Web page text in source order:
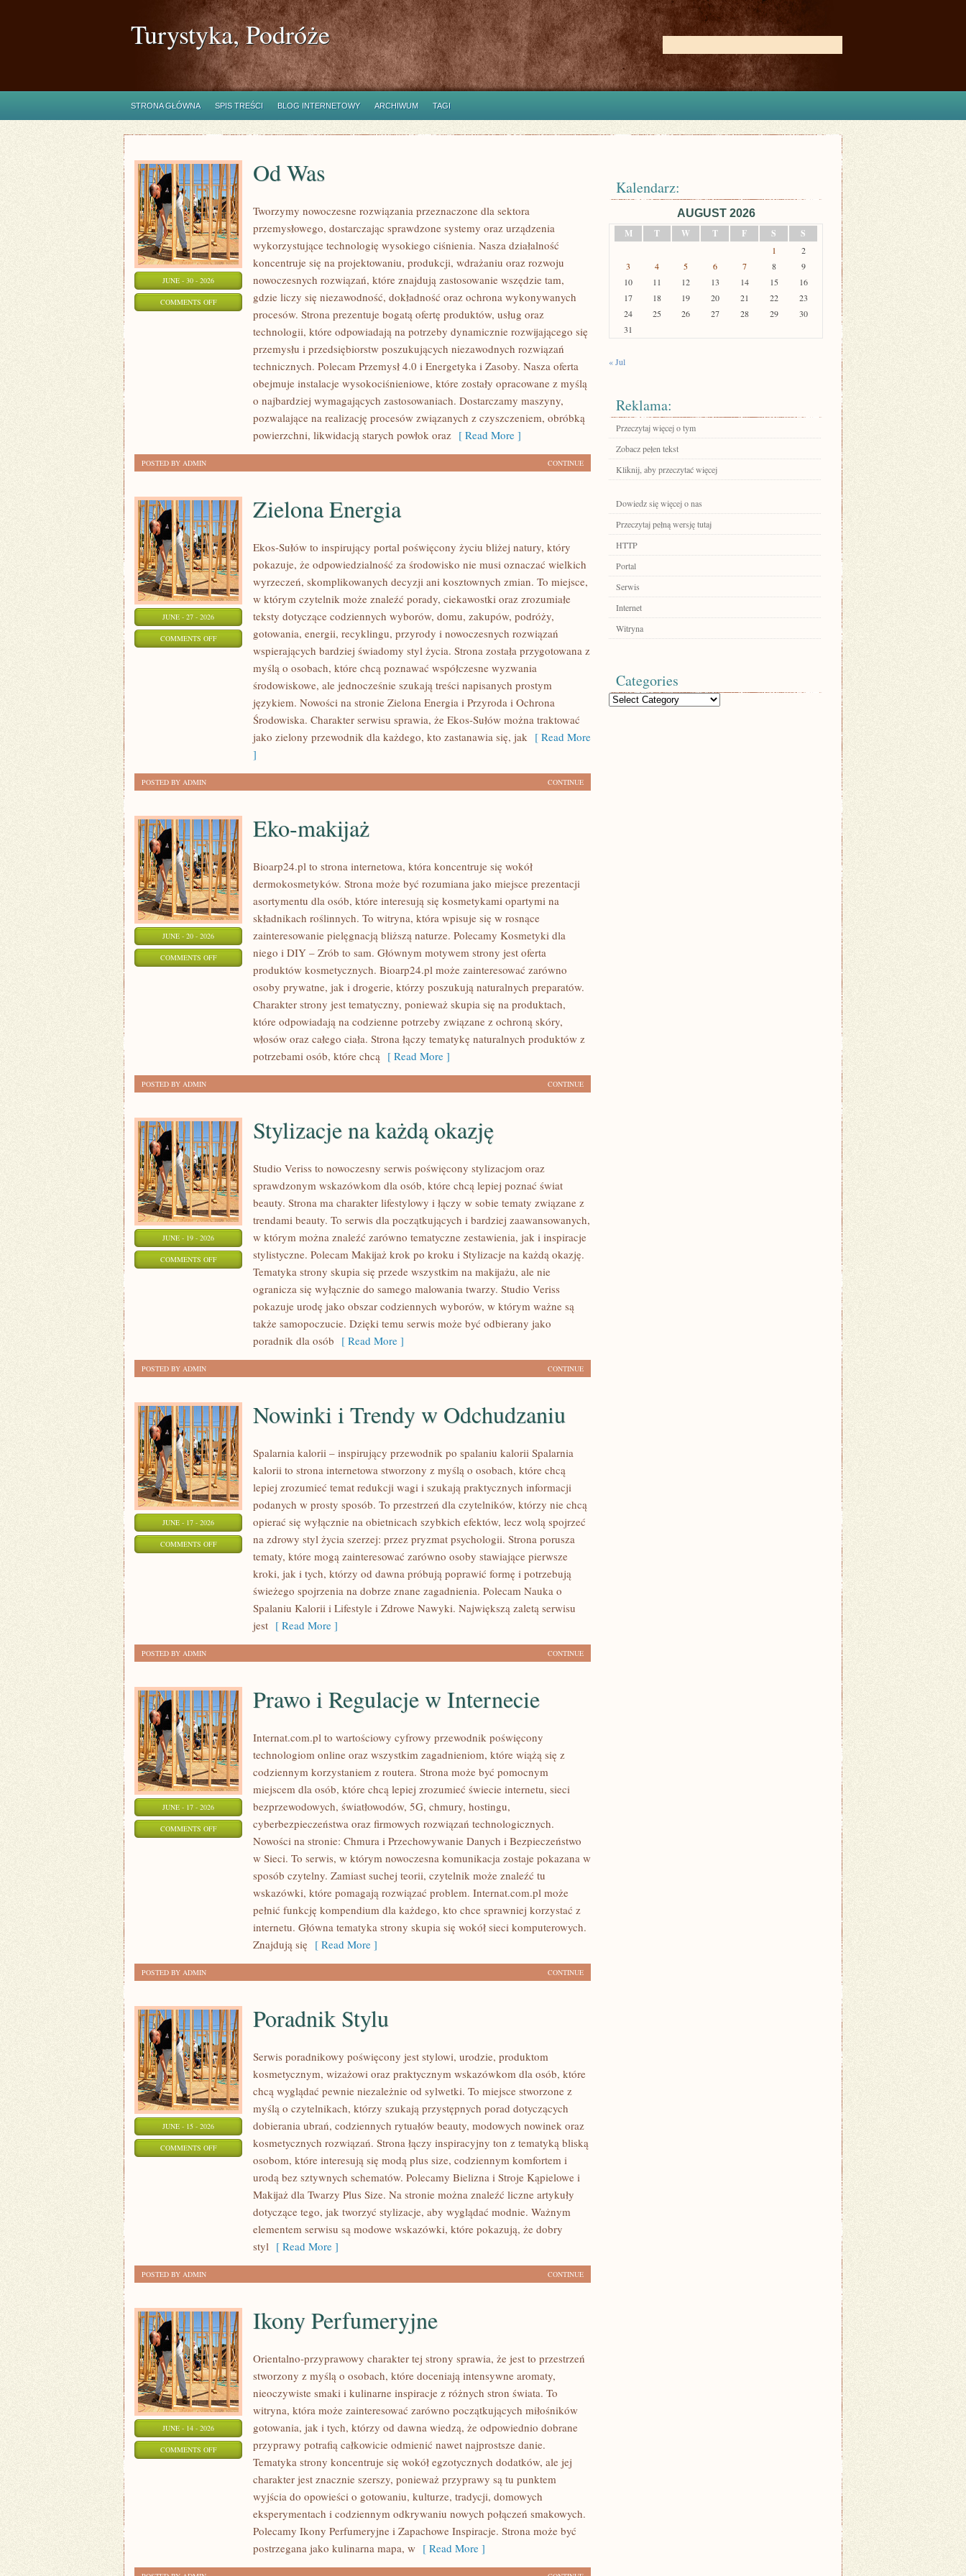
Turystyka, Podróże
STRONA GŁÓWNA SPIS TREŚCI BLOG INTERNETOWY ARCHIWUM TAGI
JUNE - 30 - 2026
COMMENTS OFFON
Od Was
Tworzymy nowoczesne rozwiązania przeznaczone dla sektora
przemysłowego, dostarczając sprawdzone systemy oraz urządzenia
wykorzystujące technologię wysokiego ciśnienia. Nasza działalność
koncentruje się na projektowaniu, produkcji, wdrażaniu oraz rozwoju
nowoczesnych rozwiązań, które znajdują zastosowanie wszędzie tam,
gdzie liczy się niezawodność, dokładność oraz ochrona wykonywanych
procesów. Strona prezentuje bogatą ofertę produktów, usług oraz
technologii, które odpowiadają na potrzeby dynamicznie rozwijającego się
przemysłu i przedsiębiorstw poszukujących niezawodnych rozwiązań
technicznych. Polecam Przemysł 4.0 i Energetyka i Zasoby. Nasza oferta
obejmuje instalacje wysokociśnieniowe, które zostały opracowane z myślą
o najbardziej wymagających zastosowaniach. Dostarczamy maszyny,
pozwalające na realizację procesów związanych z czyszczeniem, obróbką
powierzchni, likwidacją starych powłok oraz [ Read More ]
CONTINUE
POSTED BY ADMIN
JUNE - 27 - 2026
COMMENTS OFFON
Zielona Energia
Ekos-Sułów to inspirujący portal poświęcony życiu bliżej natury, który
pokazuje, że odpowiedzialność za środowisko nie musi oznaczać wielkich
wyrzeczeń, skomplikowanych decyzji ani kosztownych zmian. To miejsce,
w którym czytelnik może znaleźć porady, ciekawostki oraz zrozumiałe
teksty dotyczące codziennych wyborów, domu, zakupów, podróży,
gotowania, energii, recyklingu, przyrody i nowoczesnych rozwiązań
wspierających bardziej świadomy styl życia. Strona została przygotowana z
myślą o osobach, które chcą poznawać współczesne wyzwania
środowiskowe, ale jednocześnie szukają treści napisanych prostym
językiem. Nowości na stronie Zielona Energia i Przyroda i Ochrona
Środowiska. Charakter serwisu sprawia, że Ekos-Sułów można traktować
jako zielony przewodnik dla każdego, kto zastanawia się, jak [ Read More
]
CONTINUE
POSTED BY ADMIN
JUNE - 20 - 2026
COMMENTS OFFON
Eko-makijaż
Bioarp24.pl to strona internetowa, która koncentruje się wokół
dermokosmetyków. Strona może być rozumiana jako miejsce prezentacji
asortymentu dla osób, które interesują się kosmetykami opartymi na
składnikach roślinnych. To witryna, która wpisuje się w rosnące
zainteresowanie pielęgnacją bliższą naturze. Polecamy Kosmetyki dla
niego i DIY – Zrób to sam. Głównym motywem strony jest oferta
produktów kosmetycznych. Bioarp24.pl może zainteresować zarówno
osoby prywatne, jak i drogerie, którzy poszukują naturalnych preparatów.
Charakter strony jest tematyczny, ponieważ skupia się na produktach,
które odpowiadają na codzienne potrzeby związane z ochroną skóry,
włosów oraz całego ciała. Strona łączy tematykę naturalnych produktów z
potrzebami osób, które chcą [ Read More ]
CONTINUE
POSTED BY ADMIN
JUNE - 19 - 2026
COMMENTS OFFON
STYLIZACJE
Stylizacje na każdą okazję
Studio Veriss to nowoczesny serwis poświęcony stylizacjom oraz
sprawdzonym wskazówkom dla osób, które chcą lepiej poznać świat
beauty. Strona ma charakter lifestylowy i łączy w sobie tematy związane z
trendami beauty. To serwis dla początkujących i bardziej zaawansowanych,
w którym można znaleźć zarówno tematyczne zestawienia, jak i inspiracje
stylistyczne. Polecam Makijaż krok po kroku i Stylizacje na każdą okazję.
Tematyka strony skupia się przede wszystkim na makijażu, ale nie
ogranicza się wyłącznie do samego malowania twarzy. Studio Veriss
pokazuje urodę jako obszar codziennych wyborów, w którym ważne są
także samopoczucie. Dzięki temu serwis może być odbierany jako
poradnik dla osób [ Read More ]
CONTINUE
POSTED BY ADMIN
JUNE - 17 - 2026
COMMENTS OFFON
ODCHUDZANIU
Nowinki i Trendy w Odchudzaniu
Spalarnia kalorii – inspirujący przewodnik po spalaniu kalorii Spalarnia
kalorii to strona internetowa stworzony z myślą o osobach, które chcą
lepiej zrozumieć temat redukcji wagi i szukają praktycznych informacji
podanych w prosty sposób. To przestrzeń dla czytelników, którzy nie chcą
opierać się wyłącznie na obietnicach szybkich efektów, lecz wolą spojrzeć
na zdrowy styl życia szerzej: przez pryzmat psychologii. Strona porusza
tematy, które mogą zainteresować zarówno osoby stawiające pierwsze
kroki, jak i tych, którzy od dawna próbują poprawić formę i potrzebują
świeżego spojrzenia na dobrze znane zagadnienia. Polecam Nauka o
Spalaniu Kalorii i Lifestyle i Zdrowe Nawyki. Największą zaletą serwisu
jest [ Read More ]
CONTINUE
POSTED BY ADMIN
JUNE - 17 - 2026
COMMENTS OFFON
REGULACJE
INTERNECIE
Prawo i Regulacje w Internecie
Internat.com.pl to wartościowy cyfrowy przewodnik poświęcony
technologiom online oraz wszystkim zagadnieniom, które wiążą się z
codziennym korzystaniem z routera. Strona może być pomocnym
miejscem dla osób, które chcą lepiej zrozumieć świecie internetu, sieci
bezprzewodowych, światłowodów, 5G, chmury, hostingu,
cyberbezpieczeństwa oraz firmowych rozwiązań technologicznych.
Nowości na stronie: Chmura i Przechowywanie Danych i Bezpieczeństwo
w Sieci. To serwis, w którym nowoczesna komunikacja zostaje pokazana w
sposób czytelny. Zamiast suchej teorii, czytelnik może znaleźć tu
wskazówki, które pomagają rozwiązać problem. Internat.com.pl może
pełnić funkcję kompendium dla każdego, kto chce sprawniej korzystać z
internetu. Główna tematyka strony skupia się wokół sieci komputerowych.
Znajdują się [ Read More ]
CONTINUE
POSTED BY ADMIN
JUNE - 15 - 2026
COMMENTS OFFON
Poradnik Stylu
Serwis poradnikowy poświęcony jest stylowi, urodzie, produktom
kosmetycznym, wizażowi oraz praktycznym wskazówkom dla osób, które
chcą wyglądać pewnie niezależnie od sylwetki. To miejsce stworzone z
myślą o czytelnikach, którzy szukają przystępnych porad dotyczących
dobierania ubrań, codziennych rytuałów beauty, modowych nowinek oraz
kosmetycznych rozwiązań. Strona łączy inspiracyjny ton z tematyką bliską
osobom, które interesują się modą plus size, codziennym komfortem i
urodą bez sztywnych schematów. Polecamy Bielizna i Stroje Kąpielowe i
Makijaż dla Twarzy Plus Size. Na stronie można znaleźć liczne artykuły
dotyczące tego, jak tworzyć stylizacje, aby wyglądać modnie. Ważnym
elementem serwisu są modowe wskazówki, które pokazują, że dobry
styl [ Read More ]
CONTINUE
POSTED BY ADMIN
JUNE - 14 - 2026
COMMENTS OFFON
PERFUMERYJNE
Ikony Perfumeryjne
Orientalno-przyprawowy charakter tej strony sprawia, że jest to przestrzeń
stworzony z myślą o osobach, które doceniają intensywne aromaty,
nieoczywiste smaki i kulinarne inspiracje z różnych stron świata. To
witryna, która może zainteresować zarówno początkujących miłośników
gotowania, jak i tych, którzy od dawna wiedzą, że odpowiednio dobrane
przyprawy potrafią całkowicie odmienić nawet najprostsze danie.
Tematyka strony koncentruje się wokół egzotycznych dodatków, ale jej
charakter jest znacznie szerszy, ponieważ przyprawy są tu punktem
wyjścia do opowieści o gotowaniu, kulturze, tradycji, domowych
eksperymentach i codziennym odkrywaniu nowych połączeń smakowych.
Polecamy Ikony Perfumeryjne i Zapachowe Inspiracje. Strona może być
postrzegana jako kulinarna mapa, w [ Read More ]
Kalendarz:
AUGUST 2026
M
T W T F S S
1
2
3
4 5 6 7 8
9
10
11 12 13 14 15
16
17
18 19 20 21 22
23
24
25 26 27 28 29
30
31
« Jul
Reklama:
Przeczytaj więcej o tym
Zobacz pełen tekst
Kliknij, aby przeczytać więcej
Dowiedz się więcej o nas
Przeczytaj pełną wersję tutaj
HTTP
Portal
Serwis
Internet
Witryna
Categories
Categories